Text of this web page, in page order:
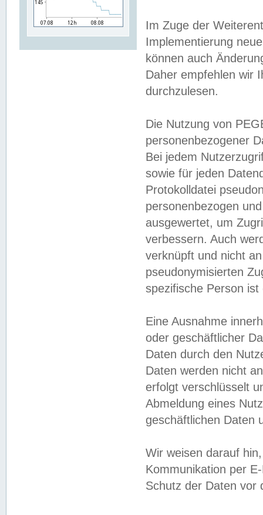
Im Zuge der
Implementierung
können auch
Daher empfehlen wir
durchzulesen.
Die Nutzung von
personenbezogener
Bei jedem
sowie für jeden
Protokolldatei
personenbezogen
ausgewertet, um
verbessern. Auch
verknüpft und nicht
pseudonymisierten
spezifische Person
Eine Ausnahme
oder geschäftlicher
Daten durch den
Daten werden nicht
erfolgt verschlüsselt
Abmeldung eines
geschäftlichen Daten
Wir weisen darauf
Kommunikation per
Schutz der Daten vor